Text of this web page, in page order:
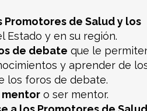
de Salud y los
Estado y en su región.
de debate que le
y aprender de
los foros de debate.
mentor o ser mentor.